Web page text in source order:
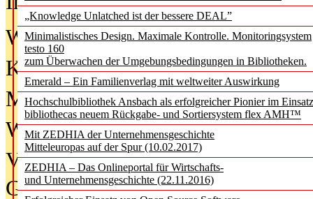
„Knowledge Unlatched ist der bessere DEAL”
Minimalistisches Design. Maximale Kontrolle. Monitoringsystem
testo 160
zum Überwachen der Umgebungsbedingungen in Bibliotheken.
Emerald – Ein Familienverlag mit weltweiter Auswirkung
Hochschulbibliothek Ansbach als erfolgreicher Pionier im
bibliothecas neuem Rückgabe- und Sortiersystem flex AMH™
Mit ZEDHIA der Unternehmensgeschichte
Mitteleuropas auf der Spur (10.02.2017)
ZEDHIA – Das Onlineportal für Wirtschafts-
und Unternehmensgeschichte (22.11.2016)
Was Hochschul­bibliotheken von
Kinder in der digitalen Welt
Metadaten als Infrastruktur
Wenn Bots katalogisieren
Von Abschlusskleidern bis
Geisterjagd-Ausrüstung in der